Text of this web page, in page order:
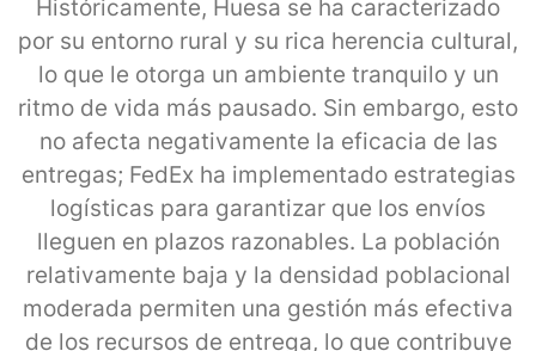
Históricamente, Huesa se ha caracterizado
por su entorno rural y su rica herencia cultural,
lo que le otorga un ambiente tranquilo y un
ritmo de vida más pausado. Sin embargo, esto
no afecta negativamente la eficacia de las
entregas; FedEx ha implementado estrategias
logísticas para garantizar que los envíos
lleguen en plazos razonables. La población
relativamente baja y la densidad poblacional
moderada permiten una gestión más efectiva
de los recursos de entrega, lo que contribuye